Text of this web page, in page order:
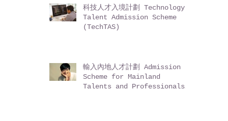
科技人才入境計劃 Technology
Talent Admission Scheme
(TechTAS)
輸入內地人才計劃 Admission
Scheme for Mainland
Talents and Professionals